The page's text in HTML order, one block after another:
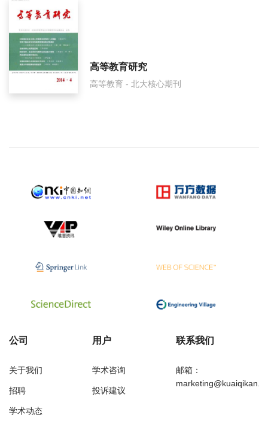
高等教育研究
高等教育 - 北大核心期刊
公司
关于我们
招聘
学术动态
用户
学术咨询
投诉建议
联系我们
邮箱：